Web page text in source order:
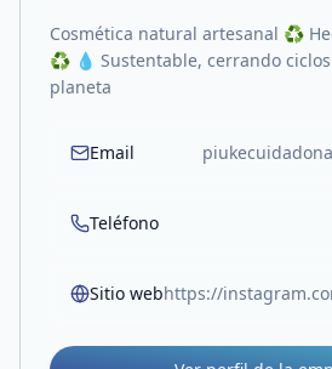
Cosmética natural artesanal ♻️
♻️ 💧 Sustentable, cerrando
planeta
Email
Teléfono
Sitio web